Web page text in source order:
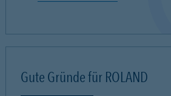
Gute Gründe für ROLAND